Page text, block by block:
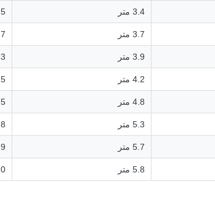
3.4 متر
3.7 متر
3.9 متر
4.2 متر
4.8 متر
5.3 متر
5.7 متر
5.8 متر